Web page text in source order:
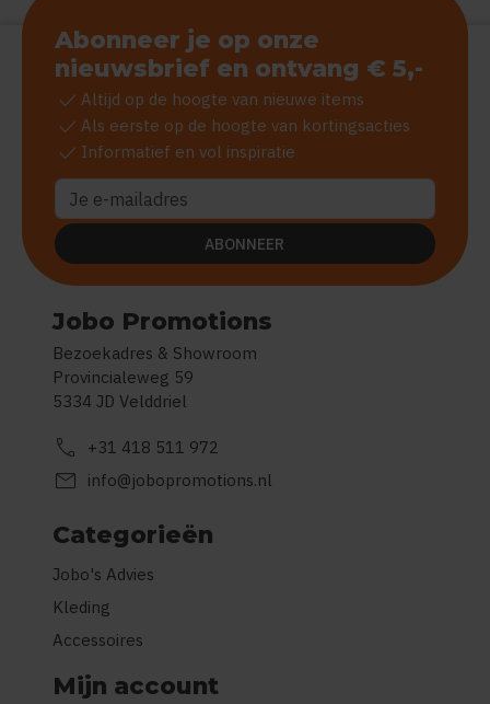
Jobo Promotions
Bezoekadres & Showroom
Provincialeweg 59
5334 JD Velddriel
call +31 418 511 972
mail info@jobopromotions.nl
Categorieën
Jobo's Advies
Kleding
Accessoires
Mijn account
Abonneer je op onze
nieuwsbrief en ontvang € 5,-
check Altijd op de hoogte van nieuwe items
check Als eerste op de hoogte van kortingsacties
check Informatief en vol inspiratie
ABONNEER